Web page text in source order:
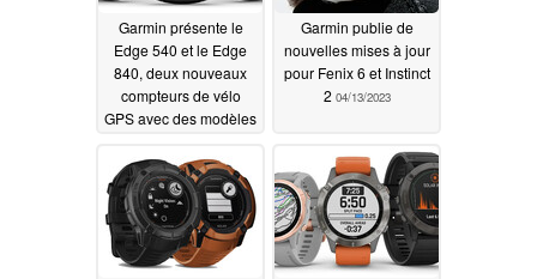
Garmin présente le
Edge 540 et le Edge
840, deux nouveaux
compteurs de vélo
GPS avec des modèles
compatibilité avec les
vélos électriques
04/14/2023
Garmin publie de
nouvelles mises à jour
pour Fenix 6 et Instinct
2 04/13/2023